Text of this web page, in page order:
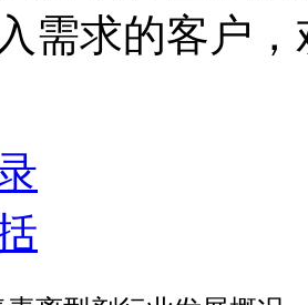
需求的客户